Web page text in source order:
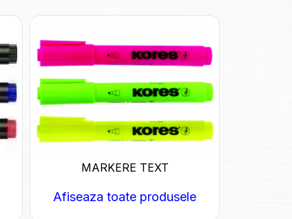
MARKERE TEXT
Afiseaza toate produsele